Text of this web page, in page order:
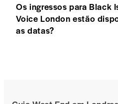
Os ingressos para Black
Voice London estão
as datas?